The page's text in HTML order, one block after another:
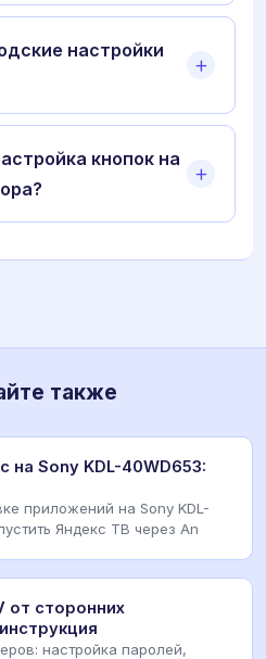
настройки
кнопок на
также
на Sony KDL-40WD653:
приложений на Sony KDL-
Яндекс ТВ через An
от сторонних
настройка паролей,